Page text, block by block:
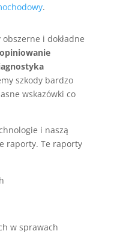
.
i dokładne
opiniowanie
szkody bardzo
wskazówki co
i naszą
raporty. Te raporty
w sprawach